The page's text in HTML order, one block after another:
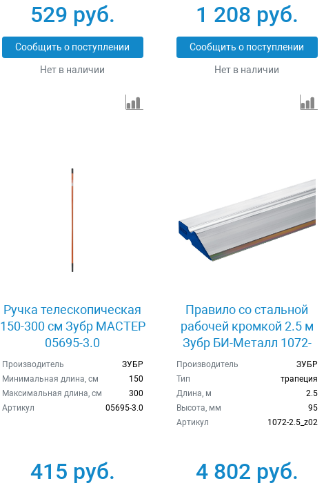
529 руб.
Сообщить о поступлении
Нет в наличии
1 208 руб.
Сообщить о поступлении
Нет в наличии
Ручка телескопическая
150-300 см Зубр МАСТЕР
05695-3.0
Производитель
ЗУБР
Минимальная длина, см
150
Максимальная длина, см
300
Артикул
05695-3.0
415 руб.
Правило со стальной
рабочей кромкой 2.5 м
Зубр БИ-Металл 1072-
2.5_z02
Производитель
ЗУБР
Тип
трапеция
Длина, м
2.5
Высота, мм
95
Артикул
1072-2.5_z02
4 802 руб.